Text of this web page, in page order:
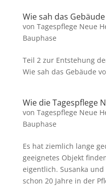
Wie sah das
von Tagespflege Neue
Bauphase
Teil 2 zur Entstehung
Wie sah das Gebäude
Wie die Tagespflege
von Tagespflege Neue
Bauphase
Es hat ziemlich lange
geeignetes Objekt
eigentlich. Susanka
schon 20 Jahre in der